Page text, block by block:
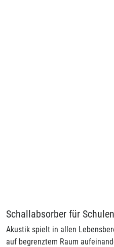
Schallabsorber für
Akustik spielt in allen
auf begrenztem Raum